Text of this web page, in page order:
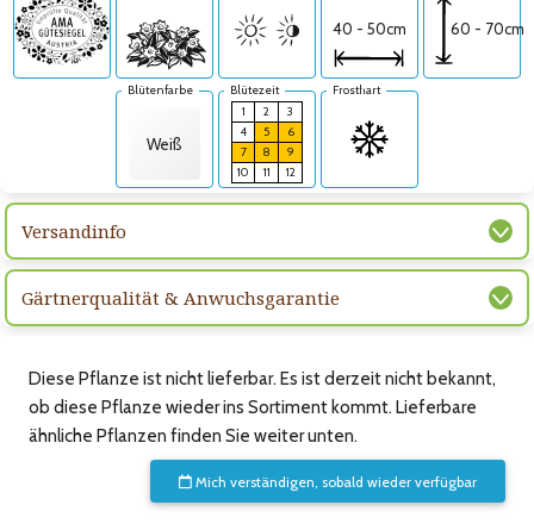
40 - 50cm 60 - 70cm
Blütenfarbe
Weiß
Blütezeit
1
2
3
4
5
6
7
8
9
10
11 12
Frosthart
Versandinfo
Gärtnerqualität & Anwuchsgarantie
Diese Pflanze ist nicht lieferbar. Es ist derzeit nicht bekannt,
ob diese Pflanze wieder ins Sortiment kommt. Lieferbare
ähnliche Pflanzen finden Sie weiter unten.
Mich verständigen, sobald wieder verfügbar